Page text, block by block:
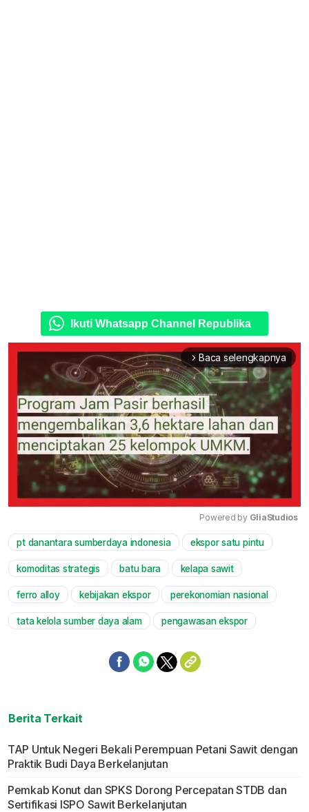
Ikuti Whatsapp Channel Republika
arrow_forward_ios Baca selengkapnya
Mute
Powered by GliaStudios
pt danantara sumberdaya indonesia ekspor satu pintu
komoditas strategis batu bara kelapa sawit
ferro alloy kebijakan ekspor perekonomian nasional
tata kelola sumber daya alam pengawasan ekspor
Berita Terkait
TAP Untuk Negeri Bekali Perempuan Petani Sawit dengan
Praktik Budi Daya Berkelanjutan
Pemkab Konut dan SPKS Dorong Percepatan STDB dan
Sertifikasi ISPO Sawit Berkelanjutan